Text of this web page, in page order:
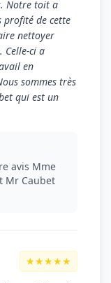
Notre toit a
profité de cette
nettoyer
Celle-ci a
en
sommes très
qui est un
avis Mme
Mr Caubet
★★★★★